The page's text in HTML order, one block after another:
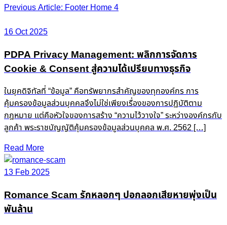
Post
navigation
Previous Article: Footer Home 4
16 Oct 2025
PDPA Privacy Management: พลิกการจัดการ
Cookie & Consent สู่ความได้เปรียบทางธุรกิจ
ในยุคดิจิทัลที่ “ข้อมูล” คือทรัพยากรสำคัญของทุกองค์กร การ
คุ้มครองข้อมูลส่วนบุคคลจึงไม่ใช่เพียงเรื่องของการปฏิบัติตาม
กฎหมาย แต่คือหัวใจของการสร้าง “ความไว้วางใจ” ระหว่างองค์กรกับ
ลูกค้า พระราชบัญญัติคุ้มครองข้อมูลส่วนบุคคล พ.ศ. 2562 […]
Read More
13 Feb 2025
Romance Scam รักหลอกๆ ปอกลอกเสียหายพุ่งเป็น
พันล้าน